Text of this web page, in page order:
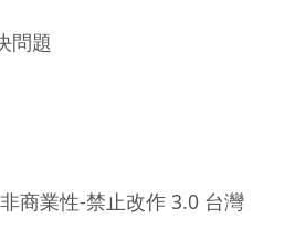
問題
商業性-禁止改作 3.0 台灣